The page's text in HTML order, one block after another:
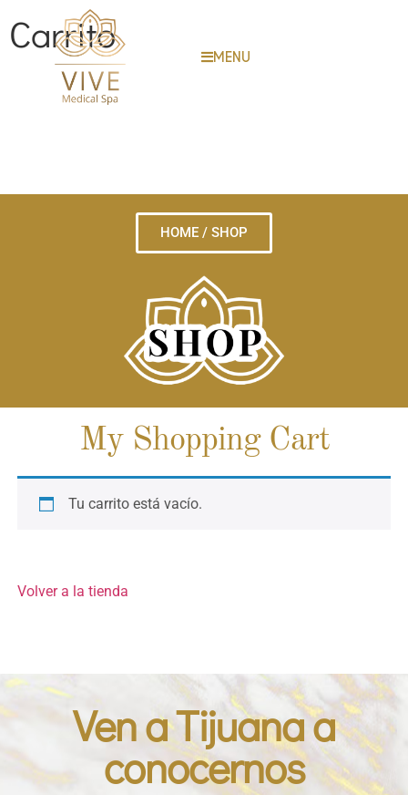
MENU
Carrito
HOME / SHOP
My Shopping Cart
Tu carrito está vacío.
Volver a la tienda
Ven a Tijuana a
conocernos